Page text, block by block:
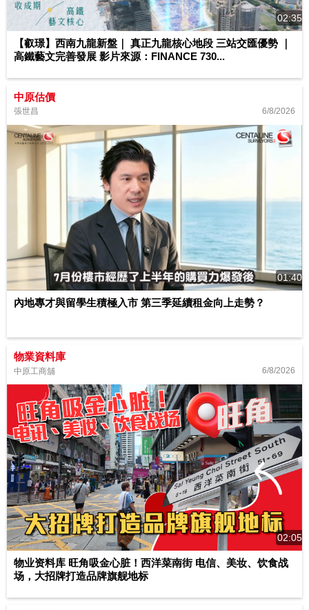
02:35
【叡璟】西南九龍新盤｜ 真正九龍核心地段 三站交匯優勢 ｜
高鐵藝文完善發展 影片來源：FINANCE 730...
中原估價
張世昌 6/8/2026
01:40
內地專才與留學生積極入市 第三季延續租金向上走勢？
物業資料庫
中原工商舖 6/8/2026
02:05
物业资料库 旺角吸金心脏！西洋菜南街 电信、美妆、饮食战
场，大招牌打造品牌旗舰地标